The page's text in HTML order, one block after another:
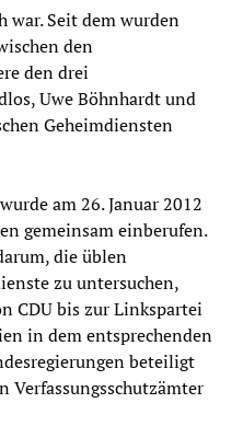
war. Seit dem wurden
den
den drei
Uwe Böhnhardt und
Geheimdiensten
am 26. Januar 2012
gemeinsam einberufen.
die üblen
zu untersuchen,
CDU bis zur Linkspartei
in dem entsprechenden
beteiligt
Verfassungsschutzämter